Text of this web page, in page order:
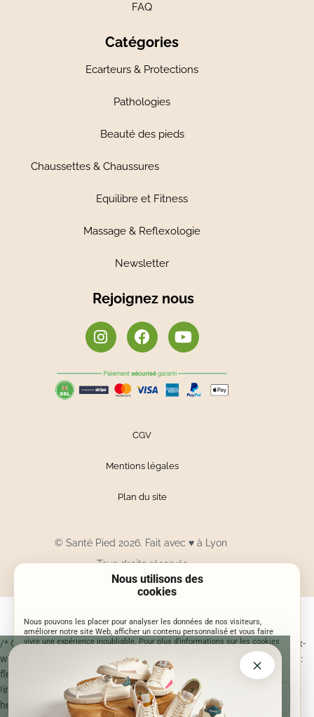
Nous utilisons des
cookies
Nous pouvons les placer pour analyser les données de nos visiteurs,
améliorer notre site Web, afficher un contenu personnalisé et vous faire
vivre une expérience inoubliable. Pour plus d'informations sur les cookies
ACCEPTER JE CHOISIS
FAQ
Catégories
Ecarteurs & Protections
Pathologies
Beauté des pieds
Chaussettes & Chaussures
Equilibre et Fitness
Massage & Reflexologie
Newsletter
Rejoignez nous
CGV
Mentions légales
Plan du site
© Santé Pied 2026. Fait avec ♥à Lyon
Tous droits réservés
×
/* Correction centrage bouton Je participe sur mobile */ @media (max-
width: 700px) { .sp-entry-popup-content .sp-entry-popup-btn { display:
flex !important; align-items: center !important; justify-content: center
!important; width: 100% !important; max-width: 100% !important; min-
height: 48px !important; padding: 0 18px !important; margin: 0 auto